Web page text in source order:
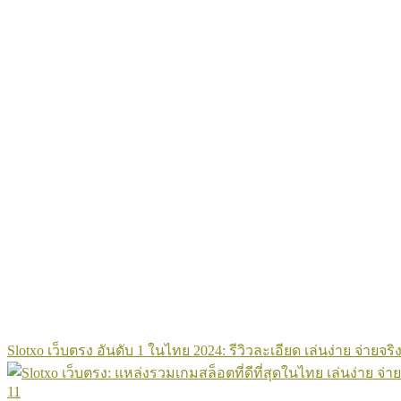
Slotxo เว็บตรง อันดับ 1 ในไทย 2024: รีวิวละเอียด เล่นง่าย จ่ายจริ
11